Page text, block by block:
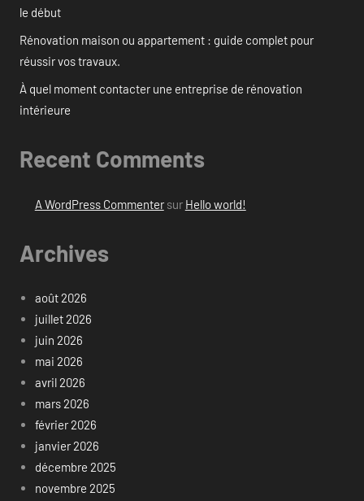
le début
Rénovation maison ou appartement : guide complet pour
réussir vos travaux.
À quel moment contacter une entreprise de rénovation
intérieure
Recent Comments
A WordPress Commentersur Hello world!
Archives
août 2026
juillet 2026
juin 2026
mai 2026
avril 2026
mars 2026
février 2026
janvier 2026
décembre 2025
novembre 2025